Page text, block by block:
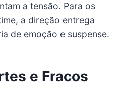
a tensão. Para os
a direção entrega
de emoção e suspense.
e Fracos